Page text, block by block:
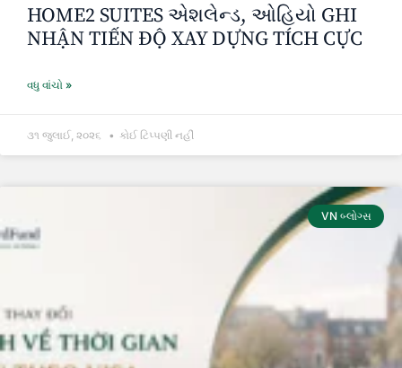
HOME2 SUITES એશલેન્ડ, ઓહિયો GHI
NHẬN TIẾN ĐỘ XAY DỰNG TÍCH CỰC
વધુ વાંચો »
૩૧ જુલાઈ, ૨૦૨૬ કોઈ ટિપ્પણી નહીં
VN બ્લોગ્સ